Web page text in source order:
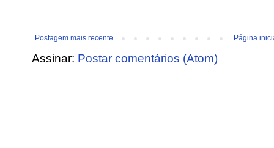
Postagem mais recente Página
Assinar: Postar comentários (Atom)